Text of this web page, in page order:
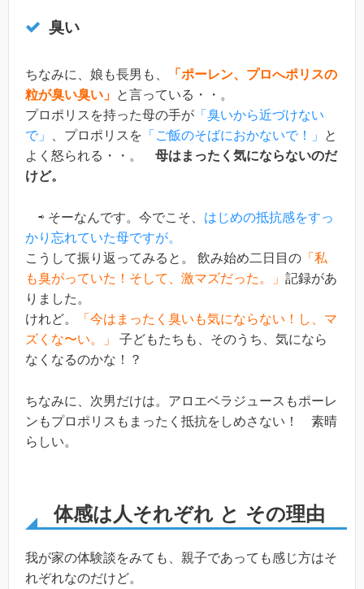
臭い
ちなみに、娘も長男も、
「ポーレン、プロへポリスの
粒が臭い臭い」 と言っている・・。
プロポリスを持った母の手が 「臭いから近づけない
で」
、プロポリスを 「ご飯のそばにおかないで！」
と
よく怒られる・・。 母はまったく気にならないのだ
けど。
⇨ そーなんです。今でこそ、 はじめの抵抗感をすっ
かり忘れていた母ですが。
こうして振り返ってみると。 飲み始め二日目の 「私
も臭がっていた！そして、激マズだった。」 記録があ
りました。
けれど。
「今はまったく臭いも気にならない！し、マ
ズくな〜い。」
子どもたちも、そのうち、気になら
なくなるのかな！？
ちなみに、次男だけは。アロエベラジュースもポーレ
ンもプロポリスもまったく抵抗をしめさない！ 素晴
らしい。
体感は人それぞれ と その理由
我が家の体験談をみても、親子であっても感じ方はそ
れぞれなのだけど。